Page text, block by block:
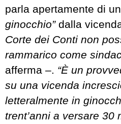
parla apertamente di
ginocchio”dalla
Corte dei Conti non
rammarico come
afferma –. “È un
su una vicenda
letteralmente in
trent’anni a versare 30